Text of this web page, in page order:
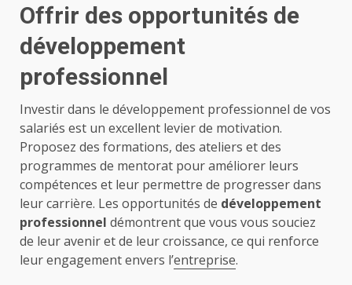
Offrir des opportunités de
développement
professionnel
Investir dans le développement professionnel de vos
salariés est un excellent levier de motivation.
Proposez des formations, des ateliers et des
programmes de mentorat pour améliorer leurs
compétences et leur permettre de progresser dans
leur carrière. Les opportunités de développement
professionnel démontrent que vous vous souciez
de leur avenir et de leur croissance, ce qui renforce
leur engagement envers l’entreprise.